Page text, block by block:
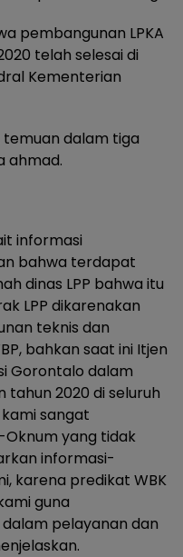
pembangunan LPKA
telah selesai di
Kementerian
dalam tiga
ahmad.
informasi
bahwa terdapat
dinas LPP bahwa itu
LPP dikarenakan
teknis dan
bahkan saat ini Itjen
Gorontalo dalam
2020 di seluruh
sangat
yang tidak
informasi-
karena predikat WBK
guna
pelayanan dan